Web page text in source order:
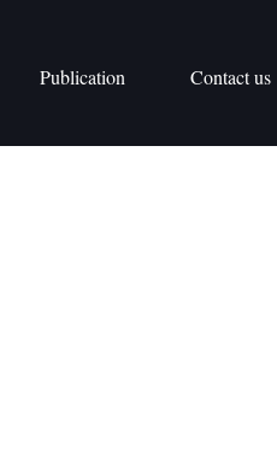
Publication Contact us